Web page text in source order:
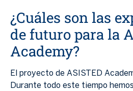
¿Cuáles son las
de futuro para la
Academy?
El proyecto de ASISTED
Durante todo este tiempo